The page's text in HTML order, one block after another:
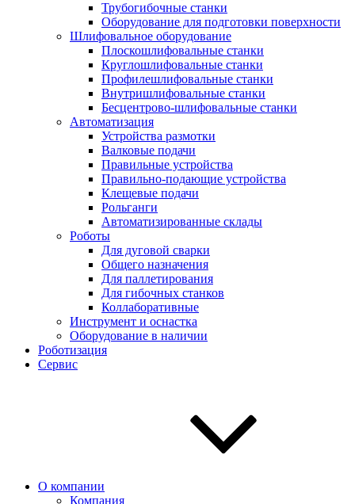
Трубогибочные станки
Оборудование для подготовки поверхности
Шлифовальное оборудование
Плоскошлифовальные станки
Круглошлифовальные станки
Профилешлифовальные станки
Внутришлифовальные станки
Бесцентрово-шлифовальные станки
Автоматизация
Устройства размотки
Валковые подачи
Правильные устройства
Правильно-подающие устройства
Клещевые подачи
Рольганги
Автоматизированные склады
Роботы
Для дуговой сварки
Общего назначения
Для паллетирования
Для гибочных станков
Коллаборативные
Инструмент и оснастка
Оборудование в наличии
Роботизация
Сервис
О компании
Компания